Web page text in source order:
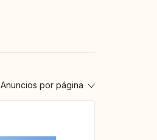
Anuncios por página